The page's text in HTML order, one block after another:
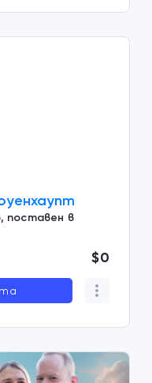
поставен в
$0